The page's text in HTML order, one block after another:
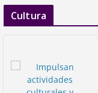
Cultura